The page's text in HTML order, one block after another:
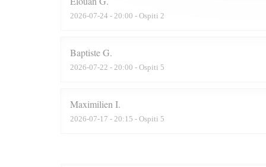
2026-07-24 - 20:00 - Ospiti 2
BaptisteG
2026-07-22 - 20:00 - Ospiti 5
Maximilien I
2026-07-17 - 20:15 - Ospiti 5